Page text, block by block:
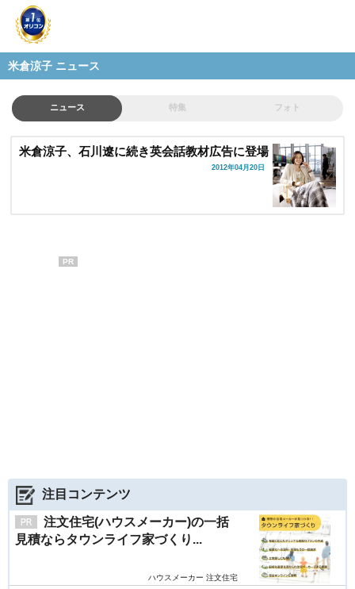
米倉涼子 ニュース
ニュース 特集 フォト
米倉涼子、石川遼に続き英会話教材広告に登場
2012年04月20日
PR
注目コンテンツ
注文住宅(ハウスメーカー)の一括
見積ならタウンライフ家づくり...
ハウスメーカー 注文住宅